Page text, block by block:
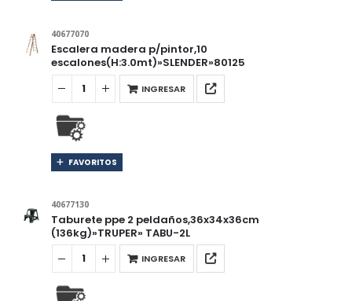
40677070
Escalera madera p/pintor,10
escalones(H:3.0mt)»SLENDER»80125
INGRESAR
FAVORITOS
40677130
Taburete ppe 2 peldaños,36x34x36cm
(136kg)»TRUPER» TABU-2L
INGRESAR